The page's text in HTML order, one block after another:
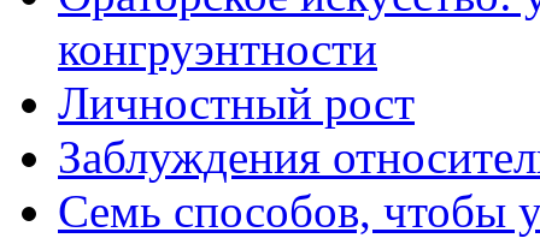
конгруэнтности
Личностный рост
Заблуждения
Семь способов, чтобы